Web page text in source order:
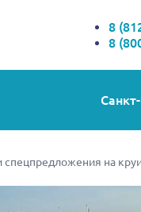
8
8
спецпредложения на